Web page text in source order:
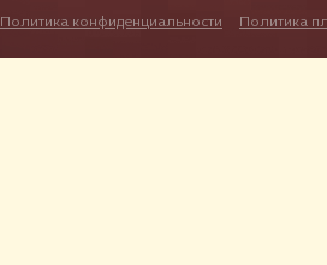
Политика конфиденциальности Политика